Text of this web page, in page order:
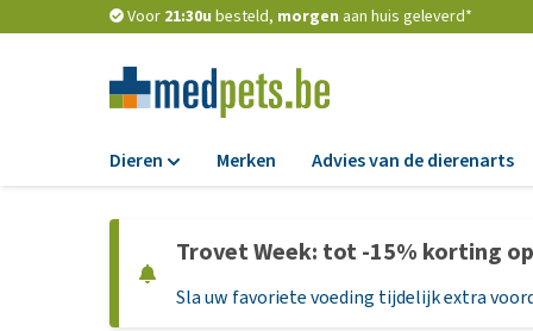
Voor 21:30u besteld, morgen aan huis geleverd*
Dieren
Hondenbrokken
Natvoer
Merken Advies van de dierenarts
Trovet Week: tot -15% korting
Sla uw favoriete voeding tijdelijk extra